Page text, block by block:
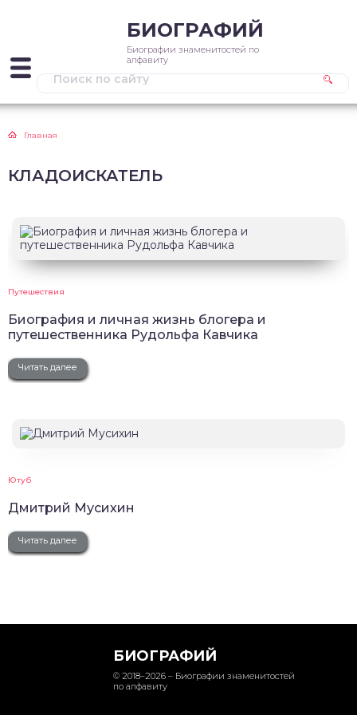
БИОГРАФИЙ
Биографии знаменитостей по
алфавиту
Главная
КЛАДОИСКАТЕЛЬ
Путешествия
Биография и личная жизнь блогера и
путешественника Рудольфа Кавчика
Читать далее
Ютуб
Дмитрий Мусихин
Читать далее
БИОГРАФИЙ
© 2018–2026 – Биографии знаменитостей
по алфавиту